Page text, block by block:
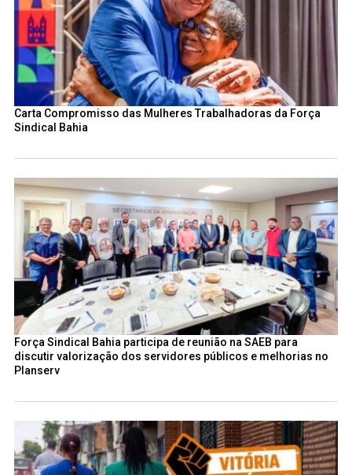
Carta Compromisso das Mulheres Trabalhadoras da Força
Sindical Bahia
Força Sindical Bahia participa de reunião na SAEB para
discutir valorização dos servidores públicos e melhorias no
Planserv